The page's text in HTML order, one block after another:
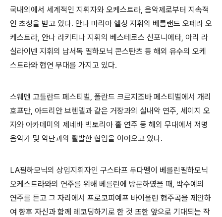
국내외에서 세계적인 지휘자와 오케스트라, 음악제로부터 지속적
인 초청을 받고 있다. 안나 마리아 헬싱 지휘의 베름랜드 오페라 오
케스트라, 안나 라키티나 지휘의 베스테로스 신포니에타, 아리 라
실라이넨 지휘의 남서독 필하모닉 콘스탄츠 등 해외 유수의 오케
스트라와 협연 무대를 가지고 있다.
스웨덴 고틀란드 페스티벌, 폴란드 크르지조바 페스티벌에서 개리
호프만, 아드리안 브렌델과 같은 거장과의 실내악 연주, 세이지 오
자와 아카데미의 제네바 빅토리아 홀 연주 등 해외 무대에서 저명
음악가 및 악단과의 활발한 협업을 이어오고 있다.
LA필하모닉의 상임지휘자인 구스타프 두다멜이 베를린필하모닉
오케스트라와의 연주를 위해 베를린에 방문하였을 때, 박수예의
연주를 듣고 그 자리에서 프로코피예프 바이올린 협주곡을 제안하
여 향후 자신과 함께 레코딩하기로 한 것 또한 앞으로 기대되는 작